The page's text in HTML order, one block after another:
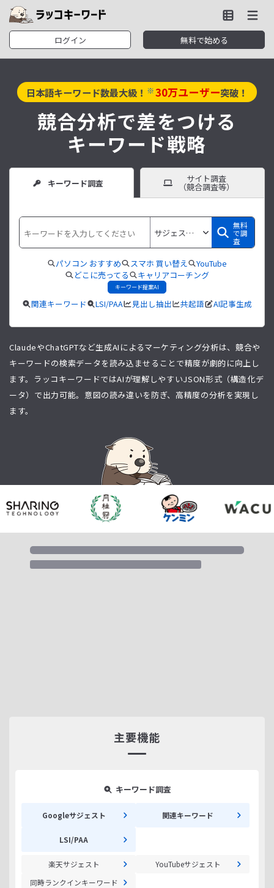
ログイン 無料で始める
日本語キーワード数最大級！ ※30万ユーザー突破！
競合分析で差をつける
キーワード戦略
キーワード調査 サイト調査
（競合調査等）
無料
で調
査
パソコン おすすめ スマホ 買い替え
YouTube
どこに売ってる
キャリアコーチング
キーワード提案AI
関連キーワード LSI/PAA 見出し抽出 共起語 AI記事生成
ClaudeやChatGPTなど生成AIによるマーケティング分析は、競合や
キーワードの検索データを読み込ませることで精度が劇的に向上し
ます。ラッコキーワードではAIが理解しやすいJSON形式（構造化デ
ータ）で出力可能。意図の読み違いを防ぎ、高精度の分析を実現し
ます。
主要機能
キーワード調査
Googleサジェスト 関連キーワード
LSI/PAA
楽天サジェスト
YouTubeサジェスト
同時ランクインキーワード